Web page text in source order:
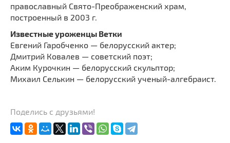
православный Свято-Преображенский храм,
построенный в 2003 г.
Известные уроженцы Ветки
Евгений Гаробченко — белорусский актер;
Дмитрий Ковалев — советский поэт;
Аким Курочкин — белорусский скульптор;
Михаил Селькин — белорусский ученый-алгебраист.
Поделись с друзьями!